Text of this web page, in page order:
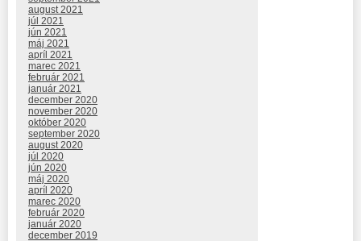
august 2021
júl 2021
jún 2021
máj 2021
apríl 2021
marec 2021
február 2021
január 2021
december 2020
november 2020
október 2020
september 2020
august 2020
júl 2020
jún 2020
máj 2020
apríl 2020
marec 2020
február 2020
január 2020
december 2019